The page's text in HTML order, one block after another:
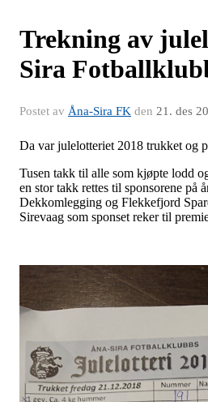
Trekning av
Sira
Postet av Åna-Sira FK den 21. des
Da var julelotteriet 2018 trukket og
Tusen takk til alle som kjøpte lodd
en stor takk rettes til sponsorene på
Dekkomlegging og Flekkefjord
Sirevaag som sponset reker til